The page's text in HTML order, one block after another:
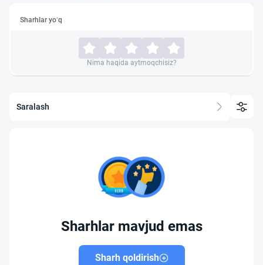
Sharhlar yo‘q
Nima haqida aytmoqchisiz?
Saralash
Sharhlar mavjud emas
Sharh qoldirish